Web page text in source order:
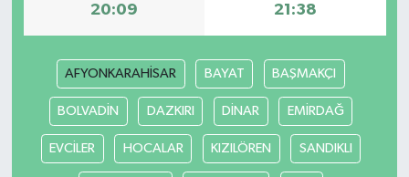
20:09 21:38
AFYONKARAHİSAR BAYAT BAŞMAKÇI
BOLVADİN DAZKIRI DİNAR EMİRDAĞ
EVCİLER HOCALAR KIZILÖREN SANDIKLI